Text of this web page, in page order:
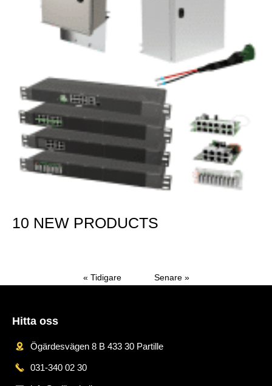
10 NEW PRODUCTS
« Tidigare Senare »
Hitta oss
Ögärdesvägen 8 B 433 30 Partille
031-340 02 30